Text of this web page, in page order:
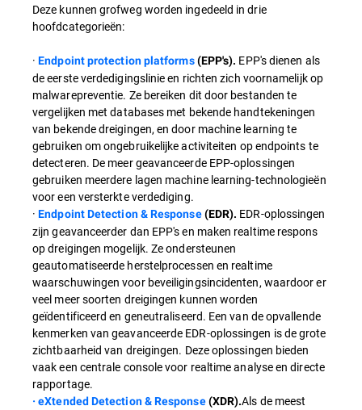
Deze kunnen grofweg worden ingedeeld in drie
hoofdcategorieën:
·Endpoint protection platforms(EPP's). EPP's dienen als
de eerste verdedigingslinie en richten zich voornamelijk op
malwarepreventie. Ze bereiken dit door bestanden te
vergelijken met databases met bekende handtekeningen
van bekende dreigingen, en door machine learning te
gebruiken om ongebruikelijke activiteiten op endpoints te
detecteren. De meer geavanceerde EPP-oplossingen
gebruiken meerdere lagen machine learning-technologieën
voor een versterkte verdediging.
·Endpoint Detection & Response(EDR). EDR-oplossingen
zijn geavanceerder dan EPP's en maken realtime respons
op dreigingen mogelijk. Ze ondersteunen
geautomatiseerde herstelprocessen en realtime
waarschuwingen voor beveiligingsincidenten, waardoor er
veel meer soorten dreigingen kunnen worden
geïdentificeerd en geneutraliseerd. Een van de opvallende
kenmerken van geavanceerde EDR-oplossingen is de grote
zichtbaarheid van dreigingen. Deze oplossingen bieden
vaak een centrale console voor realtime analyse en directe
rapportage.
· eXtended Detection & Response(XDR).Als de meest